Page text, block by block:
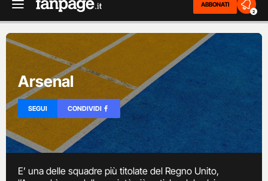
ABBONATI
2
Arsenal
SEGUI CONDIVIDI
E’ una delle squadre più titolate del Regno Unito,